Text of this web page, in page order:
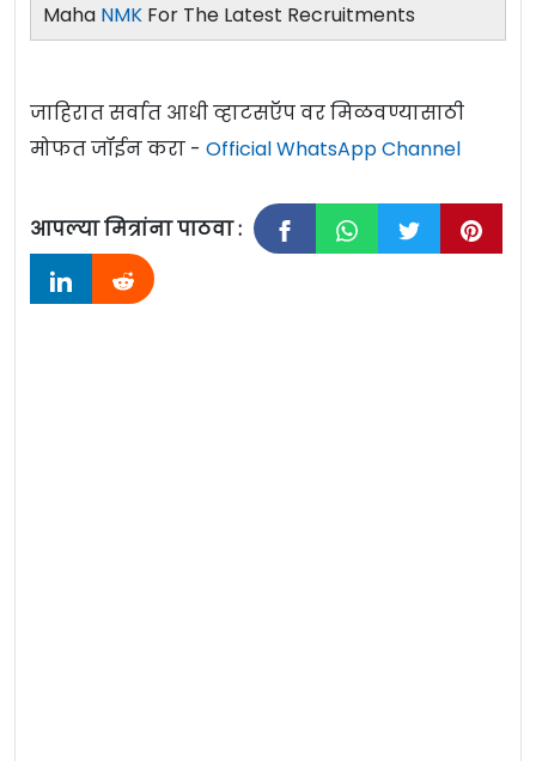
Maha NMK For The Latest Recruitments
जाहिरात सर्वात आधी व्हाटसऍप वर मिळवण्यासाठी
मोफत जॉईन करा - Official WhatsApp Channel
आपल्या मित्रांना पाठवा :